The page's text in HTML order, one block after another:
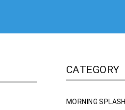
CATEGORY
MORNING SPLASH